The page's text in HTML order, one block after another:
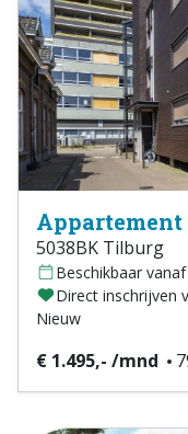
5038BK Tilburg
Beschikbaar
Direct inschrijven
Nieuw
€ 1.495,- /mnd